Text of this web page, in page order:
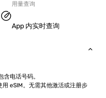
用量查询
App 内实时查询
电话号码。
eSIM。无需其他激活或注册步